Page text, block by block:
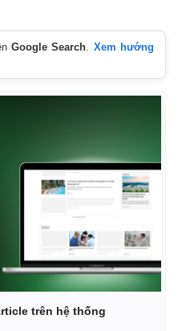
Quân sự - Quốc
Vũ khí
Việt Nam
Phân tích
Google Search. Xem hướng
trên hệ thống